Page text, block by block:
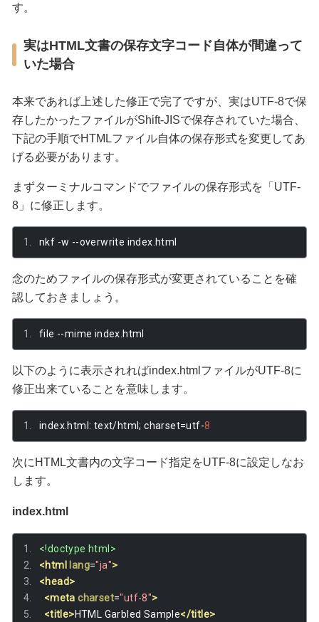
す。
実はHTML文書の保存文字コード自体が間違って
いた場合
本来であれば上述した修正で完了ですが、実はUTF-8で保
存したかったファイルがShift-JISで保存されていた場合、
下記の手順でHTMLファイル自体の保存形式を変更してあ
げる必要があります。
まずターミナルコマンドでファイルの保存形式を「UTF-
8」に修正します。
nkf -w --overwrite index html
念のためファイルの保存形式が変更されていることを確
認しておきましょう。
file --mime index html
以下のように表示されればindex.htmlファイルがUTF-8に
修正出来ていることを意味します。
index html: text/html; charset=utf-8
次にHTML文書内の文字コード指定をUTF-8に設定しなお
します。
index.html
<!doctype html>
<html
lang="ja">
<head>
<meta charset="utf-8">
<title>HTML Garbled Sample</title>